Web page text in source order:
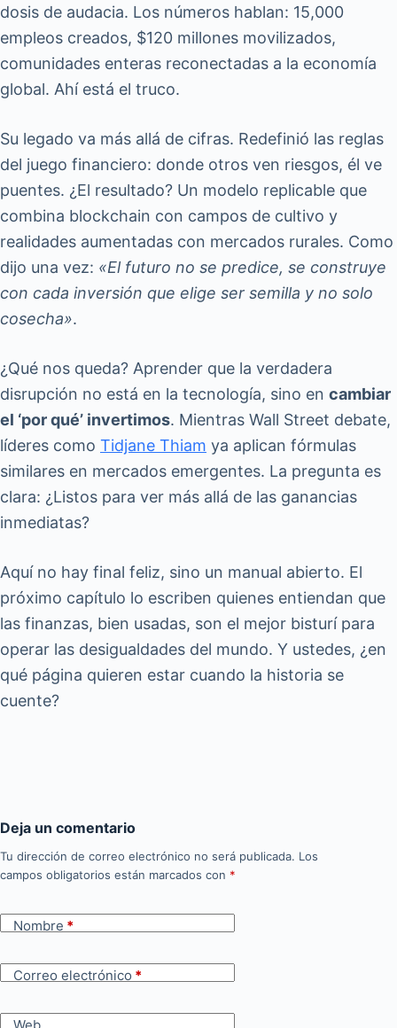
dosis de audacia. Los números hablan: 15,000
empleos creados, $120 millones movilizados,
comunidades enteras reconectadas a la economía
global. Ahí está el truco.
Su legado va más allá de cifras. Redefinió las reglas
del juego financiero: donde otros ven riesgos, él ve
puentes. ¿El resultado? Un modelo replicable que
combina blockchain con campos de cultivo y
realidades aumentadas con mercados rurales. Como
dijo una vez: «El futuro no se predice, se construye
con cada inversión que elige ser semilla y no solo
cosecha».
¿Qué nos queda? Aprender que la verdadera
disrupción no está en la tecnología, sino en cambiar
el ‘por qué’ invertimos. Mientras Wall Street debate,
líderes como Tidjane Thiam ya aplican fórmulas
similares en mercados emergentes. La pregunta es
clara: ¿Listos para ver más allá de las ganancias
inmediatas?
Aquí no hay final feliz, sino un manual abierto. El
próximo capítulo lo escriben quienes entiendan que
las finanzas, bien usadas, son el mejor bisturí para
operar las desigualdades del mundo. Y ustedes, ¿en
qué página quieren estar cuando la historia se
cuente?
Deja un comentario
Tu dirección de correo electrónico no será publicada. Los
campos obligatorios están marcados con *
Nombre *
Correo electrónico *